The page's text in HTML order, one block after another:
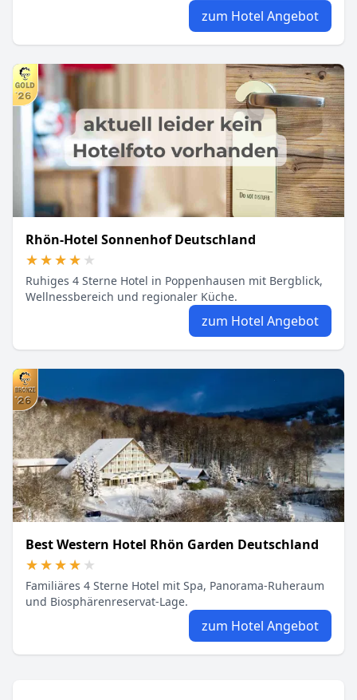
zum Hotel Angebot
Rhön-Hotel Sonnenhof Deutschland
★★★★★
★★★★★
Ruhiges 4 Sterne Hotel in Poppenhausen mit Bergblick,
Wellnessbereich und regionaler Küche.
zum Hotel Angebot
Best Western Hotel Rhön Garden Deutschland
★★★★★
★★★★★
Familiäres 4 Sterne Hotel mit Spa, Panorama-Ruheraum
und Biosphärenreservat-Lage.
zum Hotel Angebot